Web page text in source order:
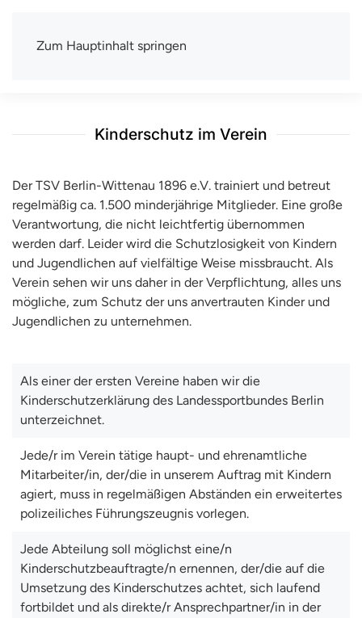
Zum Hauptinhalt springen
TSV Berlin-Wittenau e.V.
Kinderschutz im Verein
Der TSV Berlin-Wittenau 1896 e.V. trainiert und betreut
regelmäßig ca. 1.500 minderjährige Mitglieder. Eine große
Verantwortung, die nicht leichtfertig übernommen
werden darf. Leider wird die Schutzlosigkeit von Kindern
und Jugendlichen auf vielfältige Weise missbraucht. Als
Verein sehen wir uns daher in der Verpflichtung, alles uns
mögliche, zum Schutz der uns anvertrauten Kinder und
Jugendlichen zu unternehmen.
Als einer der ersten Vereine haben wir die
Kinderschutzerklärung des Landessportbundes Berlin
unterzeichnet.
Jede/r im Verein tätige haupt- und ehrenamtliche
Mitarbeiter/in, der/die in unserem Auftrag mit Kindern
agiert, muss in regelmäßigen Abständen ein erweitertes
polizeiliches Führungszeugnis vorlegen.
Jede Abteilung soll möglichst eine/n
Kinderschutzbeauftragte/n ernennen, der/die auf die
Umsetzung des Kinderschutzes achtet, sich laufend
fortbildet und als direkte/r Ansprechpartner/in in der